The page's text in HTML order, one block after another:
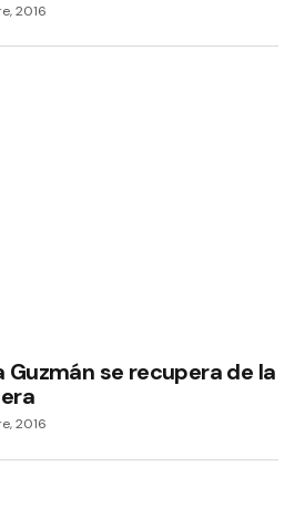
2016
Guzmán se recupera de la
2016